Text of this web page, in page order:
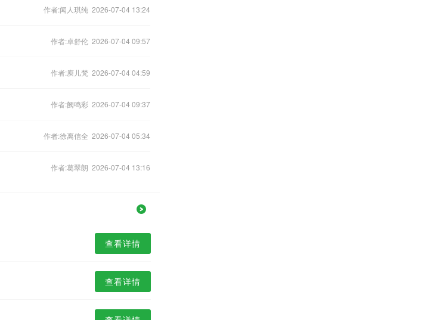
作者:闻人琪纯 2026-07-04 13:24
作者:卓舒伦 2026-07-04 09:57
作者:庾儿梵 2026-07-04 04:59
作者:阙鸣彩 2026-07-04 09:37
作者:徐离信全 2026-07-04 05:34
作者:葛翠朗 2026-07-04 13:16
查看详情
查看详情